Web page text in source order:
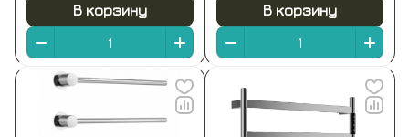
В корзину
a364-gm)В корзину